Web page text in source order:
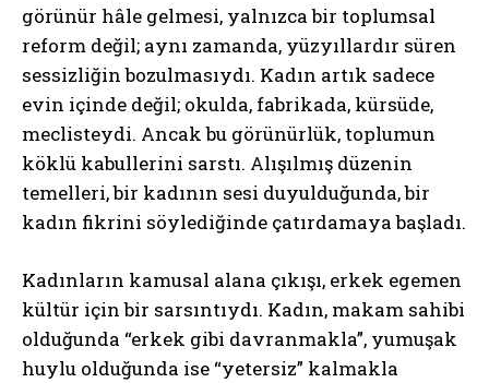
görünür hâle gelmesi, yalnızca bir toplumsal
reform değil; aynı zamanda, yüzyıllardır süren
sessizliğin bozulmasıydı. Kadın artık sadece
evin içinde değil; okulda, fabrikada, kürsüde,
meclisteydi. Ancak bu görünürlük, toplumun
köklü kabullerini sarstı. Alışılmış düzenin
temelleri, bir kadının sesi duyulduğunda, bir
kadın fikrini söylediğinde çatırdamaya başladı.
Kadınların kamusal alana çıkışı, erkek egemen
kültür için bir sarsıntıydı. Kadın, makam sahibi
olduğunda “erkek gibi davranmakla”, yumuşak
huylu olduğunda ise “yetersiz” kalmakla